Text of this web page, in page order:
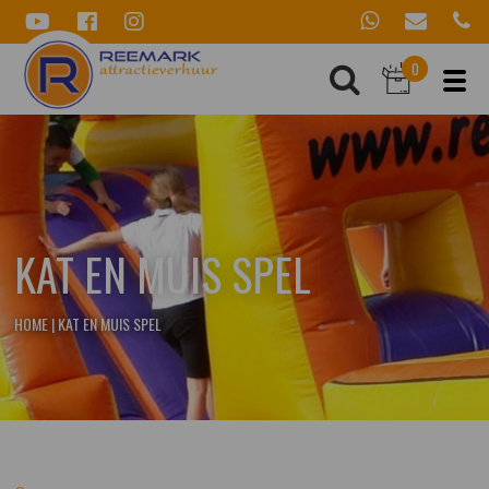
0
KAT EN MUIS SPEL
HOME|KAT EN MUIS SPEL